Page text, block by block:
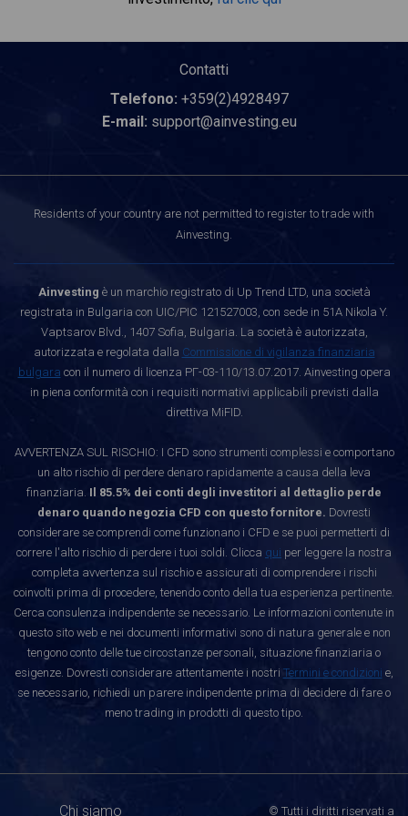
Contatti
Telefono: +359(2)4928497
E-mail: support@ainvesting.eu
Residents of your country are not permitted to register to trade with
Ainvesting.
Ainvesting è un marchio registrato di Up Trend LTD, una società
registrata in Bulgaria con UIC/PIC 121527003, con sede in 51A Nikola Y.
Vaptsarov Blvd., 1407 Sofia, Bulgaria. La società è autorizzata,
autorizzata e regolata dalla Commissione di vigilanza finanziaria
bulgara con il numero di licenza РГ-03-110/13.07.2017. Ainvesting opera
in piena conformità con i requisiti normativi applicabili previsti dalla
direttiva MiFID.
AVVERTENZA SUL RISCHIO: I CFD sono strumenti complessi e comportano
un alto rischio di perdere denaro rapidamente a causa della leva
finanziaria. Il 85.5% dei conti degli investitori al dettaglio perde
denaro quando negozia CFD con questo fornitore. Dovresti
considerare se comprendi come funzionano i CFD e se puoi permetterti di
correre l'alto rischio di perdere i tuoi soldi. Clicca qui per leggere la nostra
completa avvertenza sul rischio e assicurati di comprendere i rischi
coinvolti prima di procedere, tenendo conto della tua esperienza pertinente.
Cerca consulenza indipendente se necessario. Le informazioni contenute in
questo sito web e nei documenti informativi sono di natura generale e non
tengono conto delle tue circostanze personali, situazione finanziaria o
esigenze. Dovresti considerare attentamente i nostri Termini e condizioni e,
se necessario, richiedi un parere indipendente prima di decidere di fare o
meno trading in prodotti di questo tipo.
Chi siamo © Tutti i diritti riservati a